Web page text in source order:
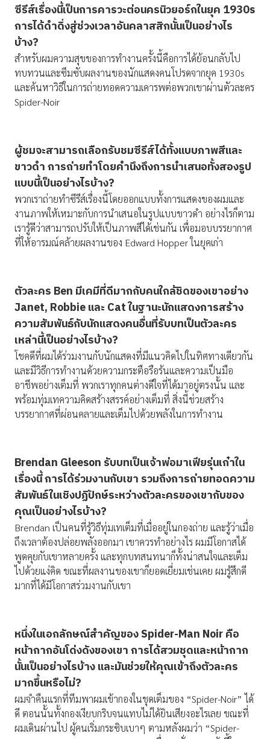
ซีรีส์เรื่องนี้เป็นการคารวะต่อนครนิวยอร์กในยุค 1930s
การได้ดำดิ่งสู่ช่วงเวลาอันคลาสสิกนั้นเป็นอย่างไร
บ้าง?
สำหรับผมความสุขของการทำงานครั้งนี้คือการได้ย้อนกลับไป
ทบทวนและซึมซับผลงานของนักแสดงคนโปรดจากยุค 1930s
และค้นหาวิธีในการถ่ายทอดความเคารพต่อพวกเขาผ่านตัวละคร
Spider-Noir
ผู้ชมจะสามารถเลือกรับชมซีรีส์ได้ทั้งแบบภาพสีและ
ขาวดำ การถ่ายทำโดยคำนึงถึงการนำเสนอทั้งสองรูป
แบบนี้เป็นอย่างไรบ้าง?
พวกเราถ่ายทำซีรีส์เรื่องนี้โดยออกแบบทั้งการแสดงของผมและ
งานภาพให้เหมาะกับการนำเสนอในรูปแบบขาวดำ อย่างไรก็ตาม
เรารู้ดีว่าสามารถปรับให้เป็นภาพสีได้เช่นกัน เพื่อมอบบรรยากาศ
ที่ให้อารมณ์คล้ายผลงานของ Edward Hopper ในยุคเก่า
ตัวละคร Ben มีเคมีที่ดีมากกับคนใกล้ชิดของเขาอย่าง
Janet, Robbie และ Cat ในฐานะนักแสดงการสร้าง
ความสัมพันธ์กับนักแสดงคนอื่นที่รับบทเป็นตัวละคร
เหล่านี้เป็นอย่างไรบ้าง?
โชคดีที่ผมได้ร่วมงานกับนักแสดงที่มีแนวคิดไปในทิศทางเดียวกัน
และมีวิธีการทำงานด้วยความกระตือรือร้นและความเป็นมือ
อาชีพอย่างเต็มที่ พวกเราทุกคนต่างดีใจที่ได้มาอยู่ตรงนั้น และ
พร้อมทุ่มเทความคิดสร้างสรรค์อย่างเต็มที่ สิ่งนี้ช่วยสร้าง
บรรยากาศที่ผ่อนคลายและเต็มไปด้วยพลังในการทำงาน
Brendan Gleeson รับบทเป็นเจ้าพ่อมาเฟียรุ่นเก๋าใน
เรื่องนี้ การได้ร่วมงานกับเขา รวมถึงการถ่ายทอดความ
สัมพันธ์ในเชิงปฏิปักษ์ระหว่างตัวละครของเขากับของ
คุณเป็นอย่างไรบ้าง?
Brendan เป็นคนที่รู้วิธีทุ่มเทเต็มที่เมื่ออยู่ในกองถ่าย และรู้ว่าเมื่อ
ถึงเวลาต้องปล่อยพลังออกมา เขาควรทำอย่างไร ผมมีโอกาสได้
พูดคุยกับเขาหลายครั้ง และทุกบทสนทนาก็ทั้งน่าสนใจและเต็ม
ไปด้วยแง่คิด ขณะที่ผลงานของเขาก็ยอดเยี่ยมเช่นเคย ผมรู้สึกดี
มากที่ได้มีโอกาสร่วมงานกับเขา
หนึ่งในเอกลักษณ์สำคัญของSpider-Man Noir คือ
หน้ากากอันโด่งดังของเขา การได้สวมชุดและหน้ากาก
นั้นเป็นอย่างไรบ้าง และมันช่วยให้คุณเข้าถึงตัวละคร
มากขึ้นหรือไม่?
ผมจำคืนแรกที่ทีมพาผมเข้ากองในชุดเต็มของ “Spider-Noir” ได้
ดี ตอนนั้นทั้งกองเงียบกริบจนแทบไม่ได้ยินเสียงอะไรเลย ขณะที่
ผมเดินผ่านไป ผู้คนเริ่มกระซิบเบาๆ ตามหลังผมว่า “Spider-